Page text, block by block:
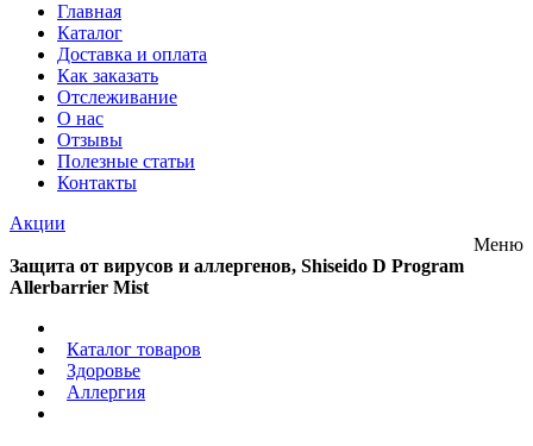
Главная
Каталог
Доставка и оплата
Как заказать
Отслеживание
О нас
Отзывы
Полезные статьи
Контакты
Акции
Меню
Защита от вирусов и аллергенов, Shiseido D Program
Allerbarrier Mist
Каталог товаров
Здоровье
Аллергия